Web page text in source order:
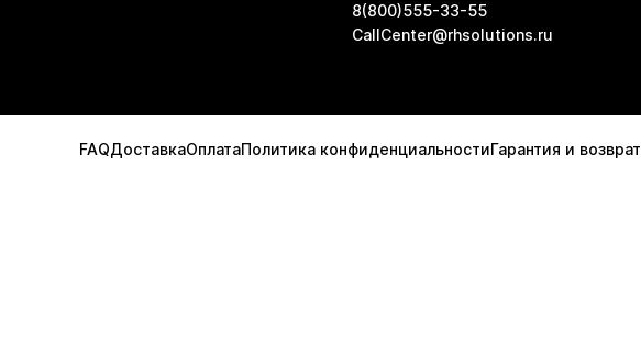
8(800)555-33-55
CallCenter@rhsolutions.ru
FAQДоставкаОплатаПолитика конфиденциальностиГарантия и возврат